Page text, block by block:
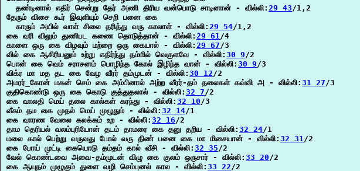
  தண்டினால் எதிர் சென்று தேர் அணி திரிய வன்பொடு சாடினான் - வில்லி:
29 43/1,2
தேரும் விசை கூர் இவுளியும் செறி பனை கை
  காரும் அயில் வாள் சிலை தரித்து வரு காலாள் - வில்லி:
29 54/1,2
கை வரி விலும் துணிபட கணை தொடுத்தான் - வில்லி: 29 61/4
காளை ஒரு கை விழவும் மற்றை ஒரு கையால் - வில்லி: 29 67/3
வில் கை ஆசிரியனும் உற்று எதிர்ந்து தம்மில் வெகுளவே - வில்லி: 30 9/2
பொன் கை வெம் சராசனம் பொழிந்த கோல் இழிந்த வான் - வில்லி: 30 9/3
விக்ர மா மத தட கை வேழ வீரர் தம்முடன் - வில்லி: 30 12/2
அமரர்_கோன் மகன் செம் கை அம்பினால் அற்ற வீரர்-தம் தலைகள் கவ்வி அ - வில்லி: 31 27/3
குதிகொண்டு ஒரு கை கொடு குத்துதலால் - வில்லி: 32 7/2
கை வாலதி மெய் தலை கால்கள் கரந்து - வில்லி: 32 10/3
வீசும் தம கை முதல் மெய் முழுதும் - வில்லி: 32 14/1
கை வாரண வேலை கலக்கம் உற - வில்லி: 32 16/2
தாம தெரியல் வலம்புரியோன் தடம் தாமரை கை தனு தறிய - வில்லி: 32 24/1
மலை கால் பெற்று வருவது போல் வரு திண் பனை கை மா மிசையான் - வில்லி: 32 31/2
கை போய் முட்டி கையொடு தம்தம் கால் வீசி - வில்லி: 32 35/2
வேல் கொண்டவை அவை-தம்முடன் விழு கை குலம் ஒருசார் - வில்லி: 33 20/2
கை ஆயுதம் முழுகும் துளை வழி செம்புனல் கால - வில்லி: 33 22/2